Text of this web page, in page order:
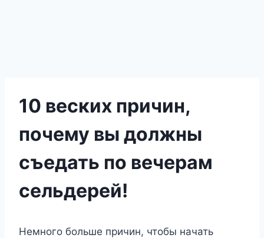
10 веских причин,
почему вы должны
съедать по вечерам
сельдерей!
Немного больше причин, чтобы начать